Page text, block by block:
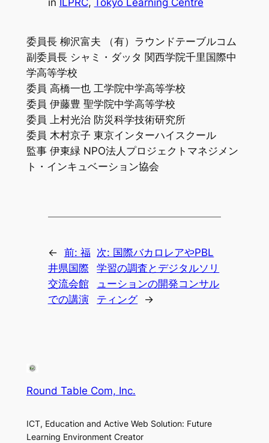
in ILPRC, Tokyo Learning Centre
委員長 柳沢富夫 （有）ラウンドテーブルコム
副委員長 シャミ・ダッタ 関西学院千里国際中
学高等学校
委員 高橋一也 工学院中学高等学校
委員 伊藤豊 聖学院中学高等学校
委員 上村光治 防災科学技術研究所
委員 木村京子 東京インターハイスクール
監事 伊東緑 NPO法人プロジェクトマネジメン
ト・インキュベーション協会
← 前: 福
井県国際
交流会館
での講演
次: 国際バカロレアやPBL
学習の調査とデジタルソリ
ューションの開発コンサル
ティング
→
Round Table Com, Inc.
ICT, Education and Active Web Solution: Future
Learning Environment Creator